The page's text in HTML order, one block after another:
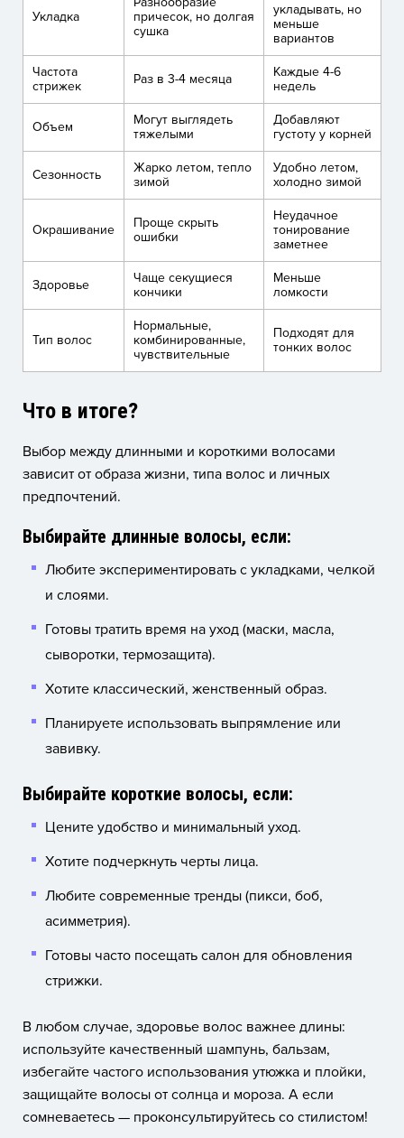
Укладка
причесок, но долгая
сушка
укладывать, но
меньше
вариантов
Частота
стрижек
Раз в 3-4 месяца
Каждые 4-6
недель
Объем
Могут выглядеть
тяжелыми
Добавляют
густоту у корней
Сезонность
Жарко летом, тепло
зимой
Удобно летом,
холодно зимой
Окрашивание
Проще скрыть
ошибки
Неудачное
тонирование
заметнее
Здоровье
Чаще секущиеся
кончики
Меньше
ломкости
Тип волос
Нормальные,
комбинированные,
чувствительные
Подходят для
тонких волос
Что в итоге?
Выбор между длинными и короткими волосами
зависит от образа жизни, типа волос и личных
предпочтений.
Выбирайте длинные волосы, если:
Любите экспериментировать с укладками, челкой
и слоями.
Готовы тратить время на уход (маски, масла,
сыворотки, термозащита).
Хотите классический, женственный образ.
Планируете использовать выпрямление или
завивку.
Выбирайте короткие волосы, если:
Цените удобство и минимальный уход.
Хотите подчеркнуть черты лица.
Любите современные тренды (пикси, боб,
асимметрия).
Готовы часто посещать салон для обновления
стрижки.
В любом случае, здоровье волос важнее длины:
используйте качественный шампунь, бальзам,
избегайте частого использования утюжка и плойки,
защищайте волосы от солнца и мороза. А если
сомневаетесь — проконсультируйтесь со стилистом!